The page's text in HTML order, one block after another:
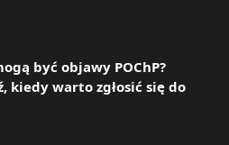
k
a
być objawy POChP?
kiedy warto zgłosić się do